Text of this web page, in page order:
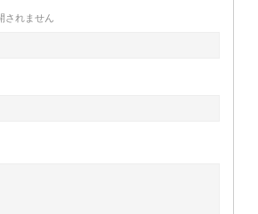
されません